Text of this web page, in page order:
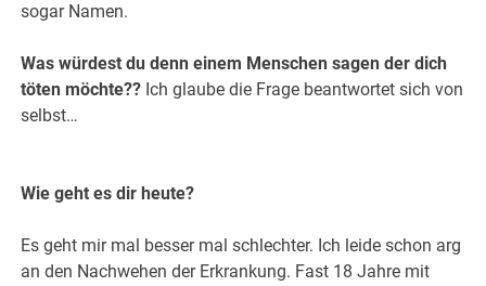
sogar Namen.
Was würdest du denn einem Menschen sagen der dich
töten möchte?? Ich glaube die Frage beantwortet sich von
selbst…
Wie geht es dir heute?
Es geht mir mal besser mal schlechter. Ich leide schon arg
an den Nachwehen der Erkrankung. Fast 18 Jahre mit